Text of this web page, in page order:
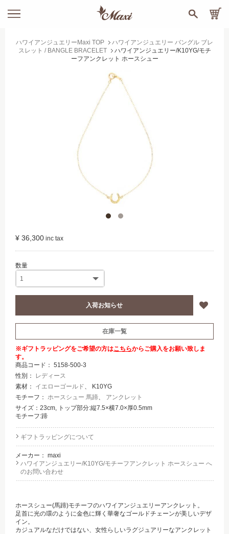
ハワイアンジュエリーMaxi TOP
ハワイアンジュエリー バングル ブレ
スレット / BANGLE BRACELET
ハワイアンジュエリー/K10YG/モチ
ーフアンクレット ホースシュー
¥ 36,300
在庫一覧
※ギフトラッピングをご希望の方はこちらからご購入をお願い致しま
す。
商品コード： 5158-500-3
性別：
レディース
素材： イエローゴールド、 K10YG
モチーフ： ホースシュー 馬蹄、 アンクレット
サイズ：23cm, トップ部分:縦7.5×横7.0×厚0.5mm
モチーフ:蹄
ギフトラッピングについて
メーカー： maxi
ハワイアンジュエリー/K10YG/モチーフアンクレット ホースシュー へ
のお問い合わせ
ホースシュー(馬蹄)モチーフのハワイアンジュエリーアンクレット。
足首に光の環のように金色に輝く華奢なゴールドチェーンが美しいデザ
イン。
カジュアルなだけではない、女性らしいラグジュアリーなアンクレット